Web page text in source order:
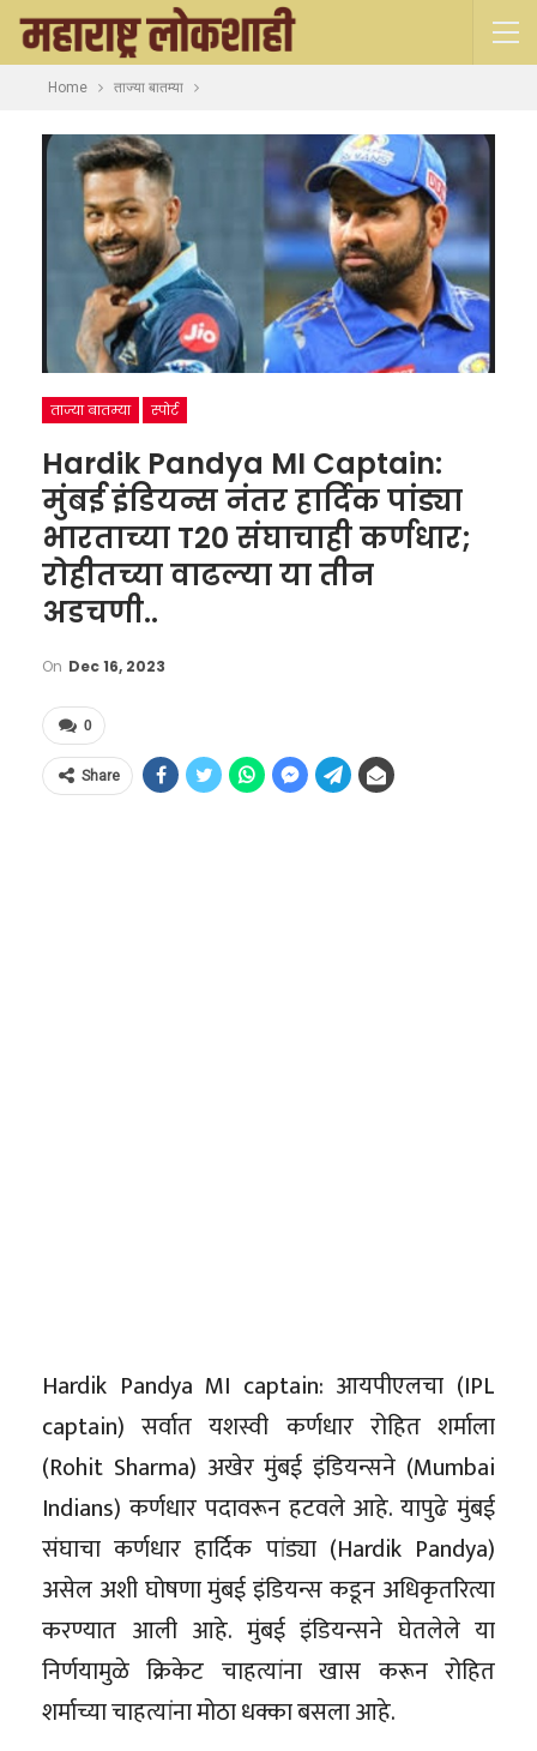
Home ताज्या बातम्या
ताज्या बातम्या स्पोर्ट
Hardik Pandya MI Captain:
मुंबई इंडियन्स नंतर हार्दिक पांड्या
भारताच्या T20 संघाचाही कर्णधार;
रोहीतच्या वाढल्या या तीन
अडचणी..
On Dec 16, 2023
0
Share
Hardik Pandya MI captain: आयपीएलचा (IPL
captain) सर्वात यशस्वी कर्णधार रोहित शर्माला
(Rohit Sharma) अखेर मुंबई इंडियन्सने (Mumbai
Indians) कर्णधार पदावरून हटवले आहे. यापुढे मुंबई
संघाचा कर्णधार हार्दिक पांड्या (Hardik Pandya)
असेल अशी घोषणा मुंबई इंडियन्स कडून अधिकृतरित्या
करण्यात आली आहे. मुंबई इंडियन्सने घेतलेले या
निर्णयामुळे क्रिकेट चाहत्यांना खास करून रोहित
शर्माच्या चाहत्यांना मोठा धक्का बसला आहे.